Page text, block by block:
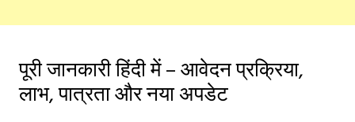
पूरी जानकारी हिंदी में – आवेदन प्रक्रिया,
लाभ, पात्रता और नया अपडेट